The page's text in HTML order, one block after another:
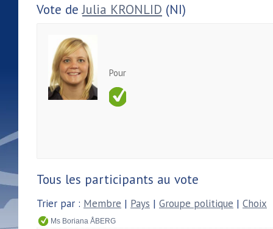
Vote deJulia KRONLID (NI)
Pour
Tous les participants au vote
Trier par : Membre | Pays | Groupe politique | Choix
Ms Boriana ÅBERG